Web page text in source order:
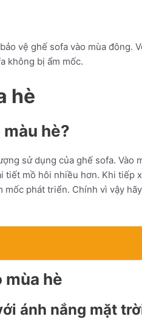
vệ ghế sofa vào mùa đông.
không bị ẩm mốc.
hè
hè?
sử dụng của ghế sofa.
mồ hôi nhiều hơn. Khi
phát triển. Chính vì vậy
mùa hè
ánh nắng mặt